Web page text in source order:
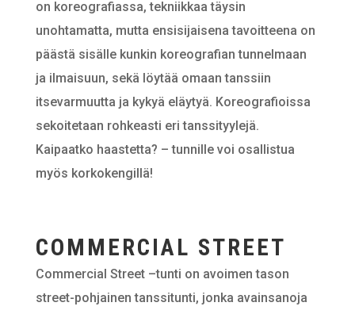
on koreografiassa, tekniikkaa täysin
unohtamatta, mutta ensisijaisena tavoitteena on
päästä sisälle kunkin koreografian tunnelmaan
ja ilmaisuun, sekä löytää omaan tanssiin
itsevarmuutta ja kykyä eläytyä. Koreografioissa
sekoitetaan rohkeasti eri tanssityylejä.
Kaipaatko haastetta? – tunnille voi osallistua
myös korkokengillä!
COMMERCIAL STREET
Commercial Street –tunti on avoimen tason
street-pohjainen tanssitunti, jonka avainsanoja